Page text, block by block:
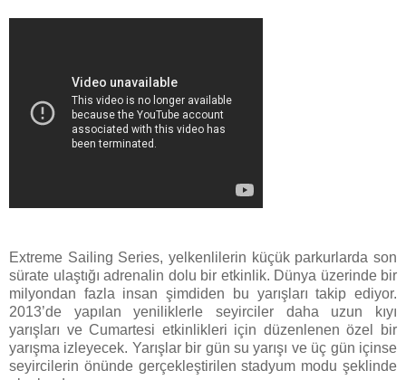
Extreme Sailing Series, yelkenlilerin küçük parkurlarda son
sürate ulaştığı adrenalin dolu bir etkinlik. Dünya üzerinde bir
milyondan fazla insan şimdiden bu yarışları takip ediyor.
2013’de yapılan yeniliklerle seyirciler daha uzun kıyı
yarışları ve Cumartesi etkinlikleri için düzenlenen özel bir
yarışma izleyecek. Yarışlar bir gün su yarışı ve üç gün içinse
seyircilerin önünde gerçekleştirilen stadyum modu şeklinde